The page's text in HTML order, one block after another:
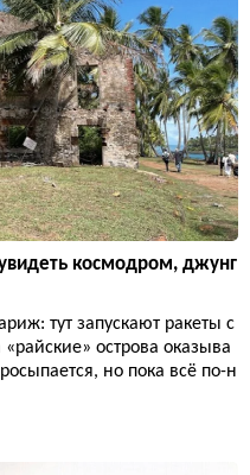
космодром, джунг
тут запускают ракеты с
острова оказыва
но пока всё по-н